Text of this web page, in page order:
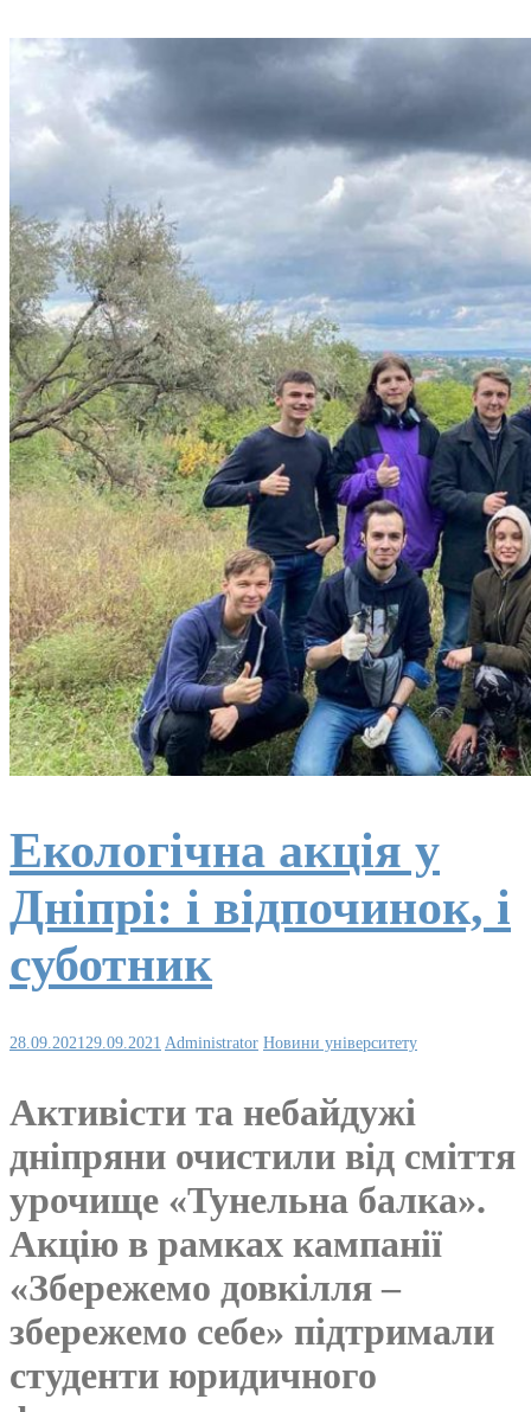
Екологічна акція у
Дніпрі: і відпочинок, і
суботник
28.09.2021 29.09.2021 Administrator Новини університету
Активісти та небайдужі
дніпряни очистили від сміття
урочище «Тунельна балка».
Акцію в рамках кампанії
«Збережемо довкілля –
збережемо себе» підтримали
студенти юридичного